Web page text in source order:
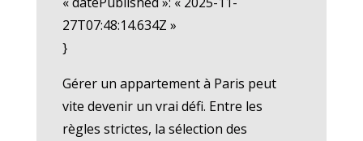
27T07:48:14.634Z »
}
Gérer un appartement à Paris peut
vite devenir un vrai défi. Entre les
règles strictes, la sélection des